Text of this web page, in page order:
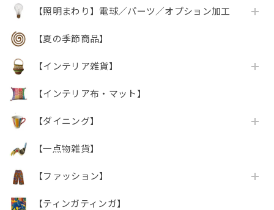
【照明まわり】電球／パーツ／オプション加工
【夏の季節商品】
【インテリア雑貨】
【インテリア布・マット】
【ダイニング】
【一点物雑貨】
【ファッション】
【ティンガティンガ】